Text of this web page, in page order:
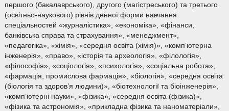
першого (бакалаврського), другого (магістреського) та третього
(освітньо-наукового) рівнів денної форми навчання
спеціальностей «журналістика», «економіка», «фінанси,
банківська справа та страхування», «менеджмент»,
«педагогіка», «хімія», «середня освіта (хімія)», «комп’ютерна
інженерія», «право», «історія та археологія», «філологія»,
«філософія», «соціологія», «психологія», «соціальна робота»,
«фармація, промислова фармація», «біологія», «середня освіта
(біологія та здоров’я людини)», «біотехнології та біоінженерія»,
«комп’ютерні науки», «фізика», «середня освіта (фізика)»,
«фізика та астрономія», «прикладна фізика та наноматеріали»,